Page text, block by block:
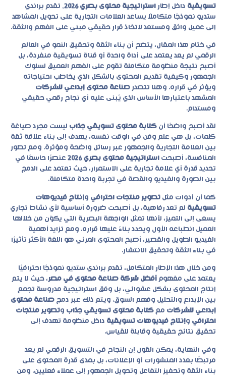
تسويقية داخل إطار استراتيجية محتوى بصري 2026
, تقدم براندي
ستديو نموذجًا متكاملًا يساعد العلامات التجارية على تحويل المشاهد
إلى عميل واثق ومستعد لاتخاذ قرار حقيقي مبني على الفهم والثقة.
في ختام هذا المقال، يتضح أن بناء الثقة وتحقيق النمو في العالم
الرقمي لم يعد يعتمد على أداة واحدة أو قناة تسويقية منفردة، بل
أصبح نتيجة منظومة متكاملة تقوم على الفهم العميق لسلوك
الجمهور وكيفية تقديم المحتوى بالشكل الذي يخاطب احتياجاته
ويؤثر في قراره. وهنا تتصدر صناعة محتوى إبداعي للشركات
المشهد باعتبارها الأساس الذي يُبنى عليه أي نجاح رقمي حقيقي
ومستدام.
لقد أصبح واضحًا أن كتابة محتوى تسويقي جذاب ليست مجرد صياغة
كلمات، بل هي علم وفن في الوقت نفسه، يهدف إلى بناء علاقة ثقة
بين العلامة التجارية والجمهور عبر رسائل واضحة ومؤثرة. ومع تطور
المنافسة، أصبحت استراتيجية محتوى بصري 2026
عنصرًا حاسمًا في
تحديد قدرة أي علامة تجارية على الاستمرار، حيث تعتمد على الدمج
بين الصورة والفيديو والقصة في تجربة واحدة متكاملة.
كما أن أدوات مثل تصوير منتجات احترافي وإنتاج فيديوهات
تسويقية لم تعد رفاهية، بل أصبحت ضرورة أساسية لأي نشاط تجاري
يسعى إلى التميز، لأنها تمثل الواجهة البصرية التي يكوّن من خلالها
العميل انطباعه الأول ويحدد بناءً عليها قراره. ومع تزايد أهمية
الفيديو الطويل والقصير، أصبح المحتوى المرئي هو اللغة الأكثر تأثيرًا
في بناء الثقة وتحقيق الانتشار.
ومن خلال هذا الإطار المتكامل، تقدم براندي ستديو نموذجًا احترافيًا
يعتمد على مفهوم أفضل شركة صناعة محتوى في مصر، حيث لا يتم
إنتاج المحتوى بشكل عشوائي، بل وفق استراتيجية مدروسة تجمع
بين الإبداع والتحليل وفهم السوق. ويتم ذلك عبر دمج صناعة محتوى
إبداعي للشركات مع كتابة محتوى تسويقي جذاب وتصوير منتجات
احترافي وإنتاج فيديوهات تسويقية داخل منظومة تهدف إلى
تحقيق نتائج حقيقية وقابلة للقياس.
وفي النهاية، يمكن القول إن النجاح في التسويق الرقمي لم يعد
مرتبطًا بعدد المنشورات أو الإعلانات، بل بمدى قدرة المحتوى على
بناء الثقة وتحفيز التفاعل وتحويل الجمهور إلى عملاء فعليين. ومن